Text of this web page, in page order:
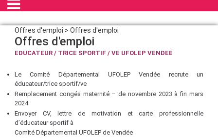
Offres d'emploi > Offres d'emploi
Offres d'emploi
EDUCATEUR / TRICE SPORTIF / VE UFOLEP VENDEE
Le Comité Départemental UFOLEP Vendée recrute un
éducateur/trice sportif/ve
Remplacement congés maternité – de novembre 2023 à fin mars
2024
Envoyer CV, lettre de motivation et carte professionnelle
d’éducateur sportif à
Comité Départemental UFOLEP de Vendée